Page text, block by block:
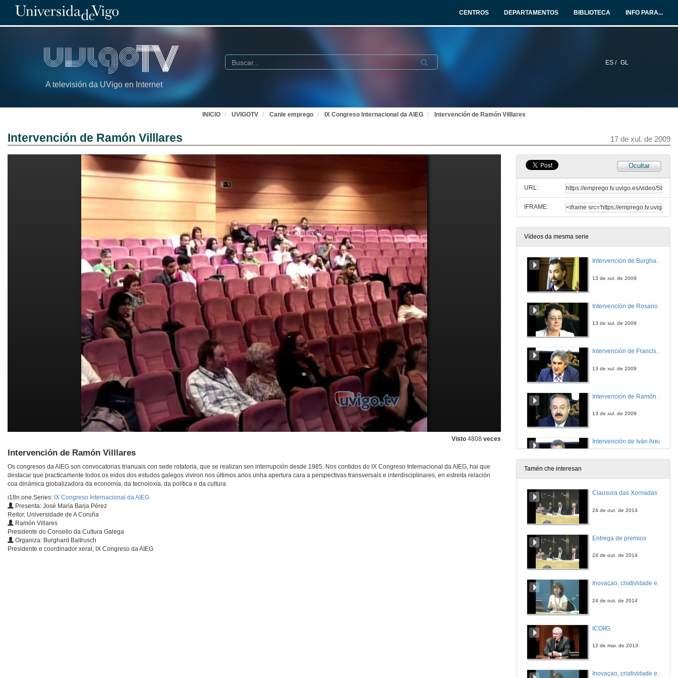
CENTROS DEPARTAMENTOS BIBLIOTECA INFO PARA...
A televisión da UVigo en Internet
ES / GL
Buscar Submit
INICIO UVIGOTV Canle emprego IX Congreso Internacional da AIEG Intervención de Ramón Villlares
Intervención de Ramón Villlares 17 de xul. de 2009
Visto 4808 veces
Intervención de Ramón Villlares
Os congresos da AIEG son convocatorias trianuais con sede rotatoria, que se realizan sen interrupción desde 1985. Nos contidos do IX Congreso Internacional da AIEG, hai que
destacar que practicamente todos os eidos dos estudos galegos viviron nos últimos anos unha apertura cara a perspectivas transversais e interdisciplinares, en estreita relación
coa dinámica globalizadora da economía, da tecnoloxía, da política e da cultura.
i18n.one.Series: IX Congreso Internacional da AIEG
Presenta: José María Barja Pérez
Reitor, Universidade de A Coruña
Ramón Villares
Presidente do Consello da Cultura Galega
Organiza: Burghard Baltrusch
Presidente e coordinador xeral, IX Congreso da AIEG
Ocultar
URL:
IFRAME:
Vídeos da mesma serie
Intervención de Burghard Baltrusch
13 de xul. de 2009
13 de xul. de 2009
Intervención de Francisco López
13 de xul. de 2009
13 de xul. de 2009
Intervención de Iván Area
13 de xul. de 2009
Tamén che interesan
Clausura das Xornadas
24 de out. de 2014
Entrega de premios
24 de out. de 2014
Inovaçao, criatividade e emprendedorismo: O triplé estratégico para o desenvolvemento regional. Cuestións
24 de out. de 2014
ICOIIG
12 de mar. de 2013
Inovaçao, criatividade e emprendedorismo: O triplé estratégico para o desenvolvemento regional